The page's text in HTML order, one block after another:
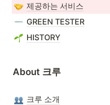
제공하는 서비스
GREEN TESTER
HISTORY
About 크루
크루 소개